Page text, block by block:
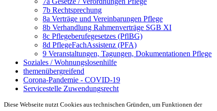
7b Rechtsprechung
8a Verträge und Vereinbarungen Pflege
8b Verhandlung Rahmenverträge SGB XI
8c Pflegeberufegesetzes (PflBG)
8d PflegeFachAssistenz (PFA)
9 Veranstaltungen, Tagungen, Dokumentationen Pflege
Soziales / Wohnungslosenhilfe
themenübergreifend
Corona-Pandemie - COVID-19
Servicestelle Zuwendungsrecht
Diese Webseite nutzt Cookies aus technischen Gründen, um Funktionen der